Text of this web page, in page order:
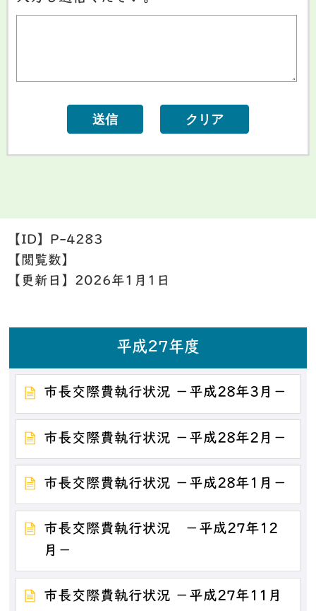
【ID】 P-4283
【閲覧数】
【更新日】 2026年1月1日
平成27年度
市長交際費執行状況 －平成28年3月－
市長交際費執行状況 －平成28年2月－
市長交際費執行状況 －平成28年1月－
市長交際費執行状況 －平成27年12
月－
市長交際費執行状況 －平成27年11月